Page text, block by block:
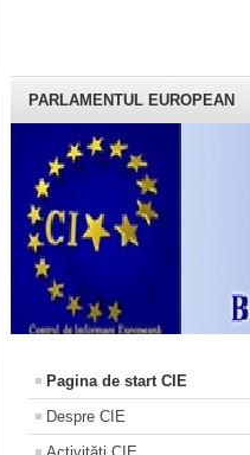
PARLAMENTUL EUROPEAN
Pagina de start CIE
Despre CIE